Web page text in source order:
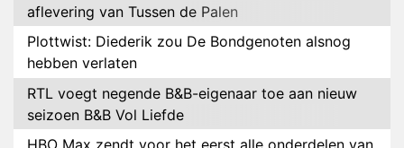
aflevering van Tussen de Palen
Plottwist: Diederik zou De Bondgenoten alsnog
hebben verlaten
RTL voegt negende B&B-eigenaar toe aan nieuw
seizoen B&B Vol Liefde